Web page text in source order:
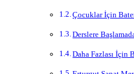
Çocuklar İçin
Derslere
Daha Fazlası İçin